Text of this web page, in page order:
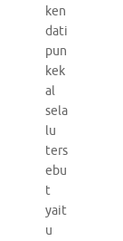
ken
dati
pun
kek
al
sela
lu
ters
ebu
t
yait
u